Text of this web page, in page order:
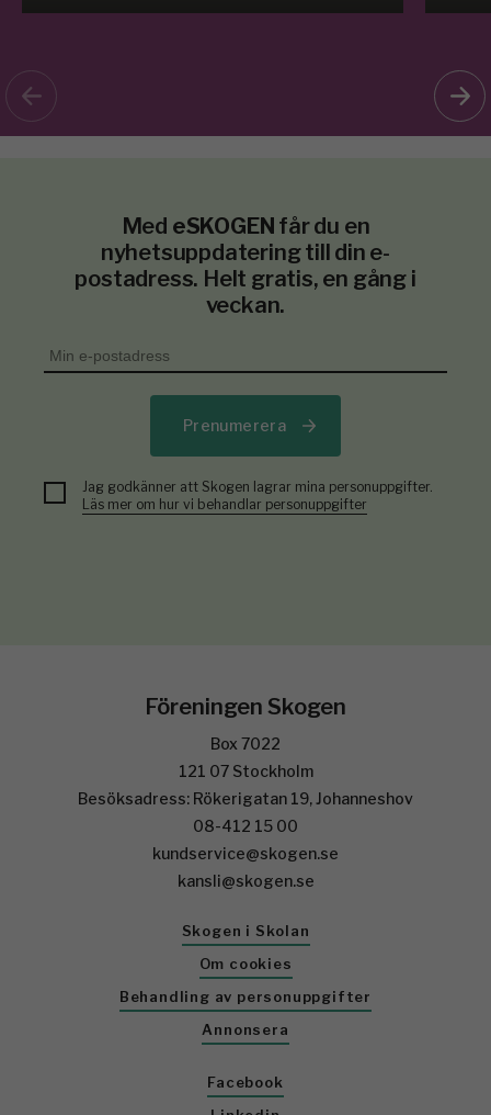
Med eSKOGEN får du en
nyhetsuppdatering till din e-
postadress. Helt gratis, en gång i
veckan.
Prenumerera
Jag godkänner att Skogen lagrar mina personuppgifter.
Läs mer om hur vi behandlar personuppgifter
Föreningen Skogen
Box 7022
121 07 Stockholm
Besöksadress: Rökerigatan 19, Johanneshov
08-412 15 00
kundservice@skogen.se
kansli@skogen.se
Skogen i Skolan
Om cookies
Behandling av personuppgifter
Annonsera
Facebook